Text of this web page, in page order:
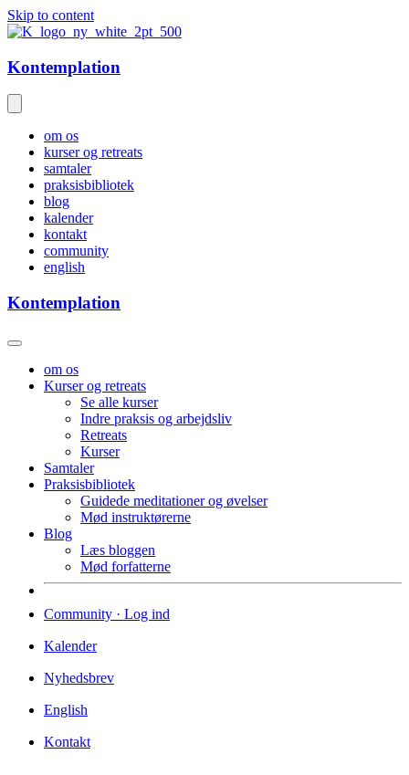
Skip to content
Kontemplation
om os
kurser og retreats
samtaler
praksisbibliotek
blog
kalender
kontakt
community
english
Kontemplation
om os
Kurser og retreats
Se alle kurser
Indre praksis og arbejdsliv
Retreats
Kurser
Samtaler
Praksisbibliotek
Guidede meditationer og øvelser
Mød instruktørerne
Blog
Læs bloggen
Mød forfatterne
Community · Log ind
Kalender
Nyhedsbrev
English
Kontakt